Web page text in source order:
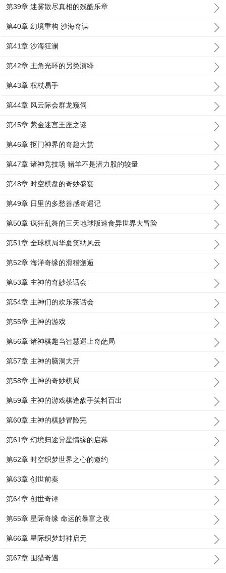
第39章 迷雾散尽真相的残酷乐章
第40章 幻境重构 沙海奇谋
第41章 沙海狂澜
第42章 主角光环的另类演绎
第43章 权杖易手
第44章 风云际会群龙窥伺
第45章 紫金迷宫王座之谜
第46章 抠门神界的奇趣大赏
第47章 诸神竞技场 猪羊不是潜力股的较量
第48章 时空棋盘的奇妙盛宴
第49章 日里的多愁善感奇遇记
第50章 疯狂乱舞的三天地球版速食异世界大冒险
第51章 全球棋局华夏笑纳风云
第52章 海洋奇缘的滑稽邂逅
第53章 主神的奇妙茶话会
第54章 主神们的欢乐茶话会
第55章 主神的游戏
第56章 诸神棋趣当智慧遇上奇葩局
第57章 主神的脑洞大开
第58章 主神的奇妙棋局
第59章 主神的游戏棋逢敌手笑料百出
第60章 主神的棋妙冒险完
第61章 幻境归途异星情缘的启幕
第62章 时空织梦世界之心的邀约
第63章 创世前奏
第64章 创世奇谭
第65章 星际奇缘 命运的暴富之夜
第66章 星际织梦封神启元
第67章 围猎奇遇